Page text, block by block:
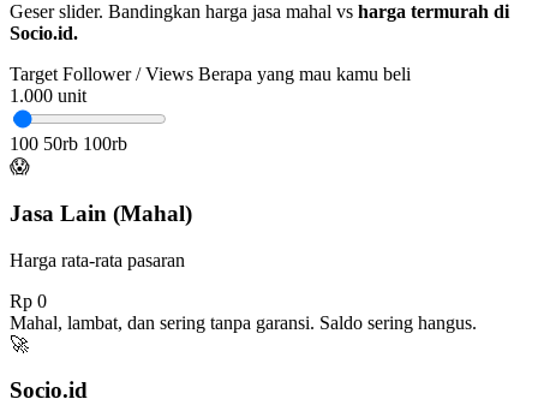
Geser slider. Bandingkan harga jasa mahal vs harga termurah di
Socio.id.
Target Follower / Views Berapa yang mau kamu beli
1.000 unit
100 50rb 100rb
😱
Jasa Lain (Mahal)
Harga rata-rata pasaran
Rp 0
Mahal, lambat, dan sering tanpa garansi. Saldo sering hangus.
🚀
Socio.id